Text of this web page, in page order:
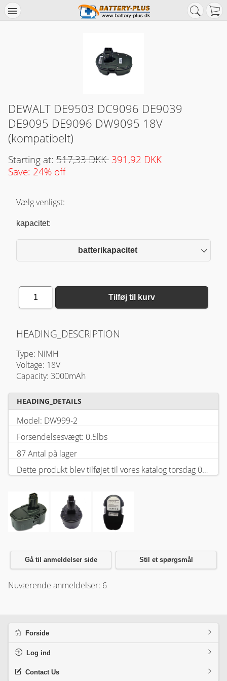
DEWALT DE9503 DC9096 DE9039
DE9095 DE9096 DW9095 18V
(kompatibelt)
Starting at: 517,33 DKK 391,92 DKK
Save: 24% off
Vælg venligst:
kapacitet:
batterikapacitet
1 Tilføj til kurv
HEADING_DESCRIPTION
Type: NiMH
Voltage: 18V
Capacity: 3000mAh
HEADING_DETAILS
Model: DW999-2
Forsendelsesvægt: 0.5lbs
87 Antal på lager
Dette produkt blev tilføjet til vores katalog torsdag 05 februar, 2026.
Gå til anmeldelser side Stil et spørgsmål
Nuværende anmeldelser: 6
Forside
Log ind
Contact Us